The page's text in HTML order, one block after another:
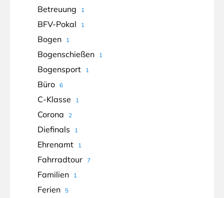
Betreuung 1
BFV-Pokal 1
Bogen 1
Bogenschießen 1
Bogensport 1
Büro 6
C-Klasse 1
Corona 2
Diefinals 1
Ehrenamt 1
Fahrradtour 7
Familien 1
Ferien 5